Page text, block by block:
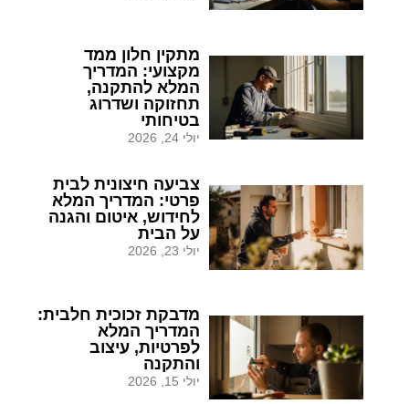
מתקין חלון ממד
מקצועי: המדריך
המלא להתקנה,
תחזוקה ושדרוג
בטיחותי
יולי 24, 2026
צביעה חיצונית לבית
פרטי: המדריך המלא
לחידוש, איטום והגנה
על הבית
יולי 23, 2026
מדבקת זכוכית חלבית:
המדריך המלא
לפרטיות, עיצוב
והתקנה
יולי 15, 2026